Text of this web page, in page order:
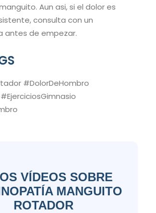
Aun asi, si el dolor es
consulta con un
antes de empezar.
#DolorDeHombro
VÍDEOS SOBRE
MANGUITO
ROTADOR